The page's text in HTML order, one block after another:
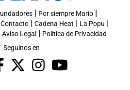
| Por siempre Mario|
Contacto| Cadena Heat | La Popu |
Aviso Legal | Política de Privacidad
Seguinos en